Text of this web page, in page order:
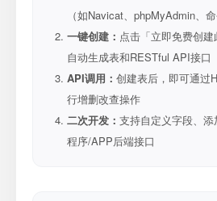
（如Navicat、phpMyAdmin、
一键创建： 点击「立即免费创
自动生成表和RESTful API接口
API调用： 创建表后，即可通过
行增删改查操作
二次开发： 支持自定义字段、
程序/APP后端接口